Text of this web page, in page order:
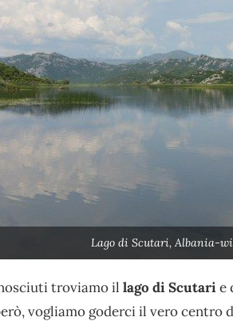
Lago di Scutari, Albania-
troviamo il lago di Scutarie
vogliamo goderci il vero centro